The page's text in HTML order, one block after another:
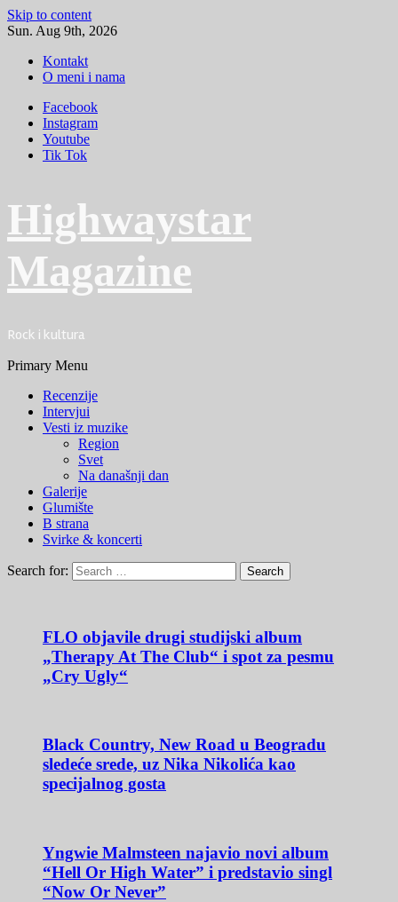
Skip to content
Sun. Aug 9th, 2026
Kontakt
O meni i nama
Facebook
Instagram
Youtube
Tik Tok
Highwaystar
Magazine
Rock i kultura
Primary Menu
Recenzije
Intervjui
Vesti iz muzike
Region
Svet
Na današnji dan
Galerije
Glumište
B strana
Svirke & koncerti
Search for:
FLO objavile drugi studijski album
„Therapy At The Club“ i spot za pesmu
„Cry Ugly“
Black Country, New Road u Beogradu
sledeće srede, uz Nika Nikolića kao
specijalnog gosta
Yngwie Malmsteen najavio novi album
“Hell Or High Water” i predstavio singl
“Now Or Never”